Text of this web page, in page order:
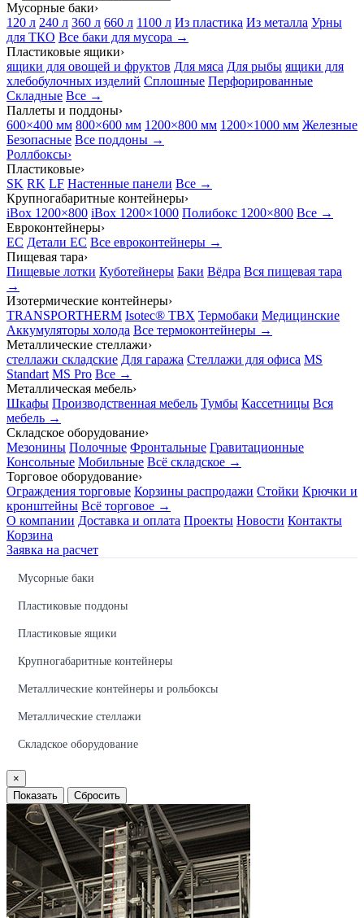
Мусорные баки›
120 л 240 л 360 л 660 л 1100 л Из пластика Из металла Урны
для ТКО Все баки для мусора →
Пластиковые ящики›
ящики для овощей и фруктов Для мяса Для рыбы ящики для
хлебобулочных изделий Сплошные Перфорированные
Складные Все →
Паллеты и поддоны›
600×400 мм 800×600 мм 1200×800 мм 1200×1000 мм Железные
Безопасные Все поддоны →
Роллбоксы›
Пластиковые›
SK RK LF Настенные панели Все →
Крупногабаритные контейнеры›
iBox 1200×800 iBox 1200×1000 Полибокс 1200×800 Все →
Евроконтейнеры›
EC Детали EC Все евроконтейнеры →
Пищевая тара›
Пищевые лотки Куботейнеры Баки Вёдра Вся пищевая тара
→
Изотермические контейнеры›
TRANSPORTHERM Isotec® TBX Термобаки Медицинские
Аккумуляторы холода Все термоконтейнеры →
Металлические стеллажи›
стеллажи складские Для гаража Стеллажи для офиса MS
Standart MS Pro Все →
Металлическая мебель›
Шкафы Производственная мебель Тумбы Кассетницы Вся
мебель →
Складское оборудование›
Мезонины Полочные Фронтальные Гравитационные
Консольные Мобильные Всё складское →
Торговое оборудование›
Ограждения торговые Корзины распродажи Стойки Крючки и
кронштейны Всё торговое →
О компании Доставка и оплата Проекты Новости Контакты
Корзина
Заявка на расчет
Мусорные баки
Пластиковые поддоны
Пластиковые ящики
Крупногабаритные контейнеры
Металлические контейнеры и рольбоксы
Металлические стеллажи
Складское оборудование
×
Показать
Сбросить